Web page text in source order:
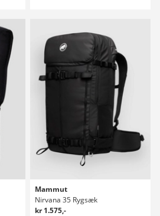
Mammut
Nirvana 35 Rygsæk
kr 1.575,-